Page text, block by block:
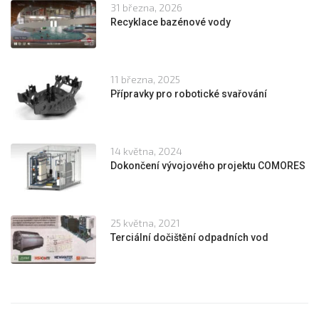
31 března, 2026
Recyklace bazénové vody
11 března, 2025
Přípravky pro robotické svařování
14 května, 2024
Dokončení vývojového projektu COMORES
25 května, 2021
Terciální dočištění odpadních vod